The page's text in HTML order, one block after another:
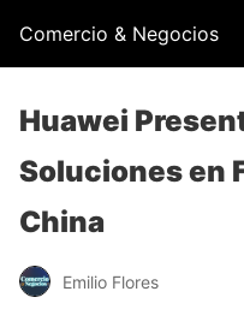
Comercio & Negocios
Huawei
Soluciones en
China
Emilio Flores